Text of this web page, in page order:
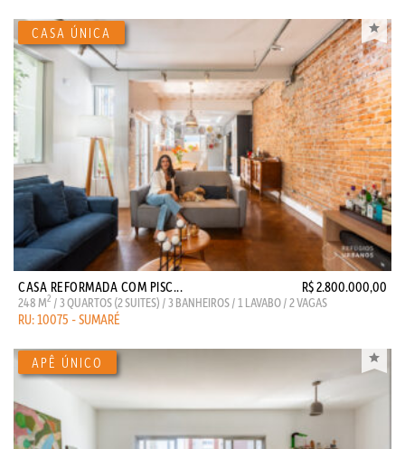
CASA REFORMADA COM PISC... R$ 2.800.000,00
248 M2 / 3 QUARTOS (2 SUITES) / 3 BANHEIROS / 1 LAVABO / 2 VAGAS
RU: 10075 - SUMARÉ